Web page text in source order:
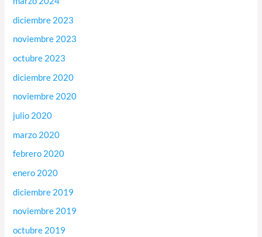
diciembre 2023
noviembre 2023
octubre 2023
diciembre 2020
noviembre 2020
julio 2020
marzo 2020
febrero 2020
enero 2020
diciembre 2019
noviembre 2019
octubre 2019